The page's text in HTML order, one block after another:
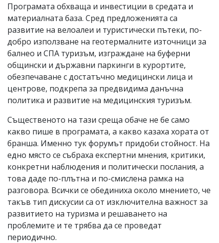
Програмата обхваща и инвестиции в средата и
материалната база. Сред предложенията са
развитие на велоалеи и туристически пътеки, по-
добро използване на геотермалните източници за
балнео и СПА туризъм, изграждане на буферни
общински и държавни паркинги в курортите,
обезпечаване с достатъчно медицински лица и
центрове, подкрепа за предвидима данъчна
политика и развитие на медицинския туризъм.
Същественото на тази среща обаче не бе само
какво пише в програмата, а какво казаха хората от
бранша. Именно тук форумът придоби стойност. На
едно място се събраха експертни мнения, критики,
конкретни наблюдения и политически послания, а
това даде по-плътна и по-смислена рамка на
разговора. Всички се обединиха около мнението, че
такъв тип дискусии са от изключителна важност за
развитието на туризма и решаването на
проблемите и те трябва да се проведат
периодично.